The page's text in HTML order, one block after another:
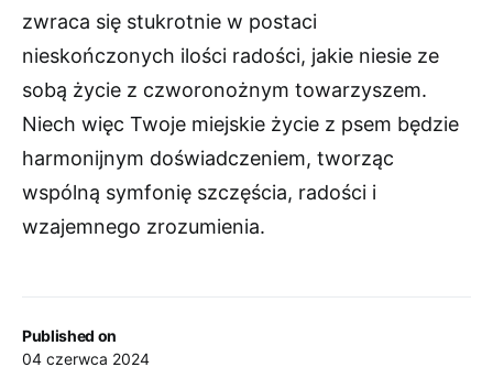
Published on
04 czerwca 2024
zwraca się stukrotnie w postaci
nieskończonych ilości radości, jakie niesie ze
sobą życie z czworonożnym towarzyszem.
Niech więc Twoje miejskie życie z psem będzie
harmonijnym doświadczeniem, tworząc
wspólną symfonię szczęścia, radości i
wzajemnego zrozumienia.